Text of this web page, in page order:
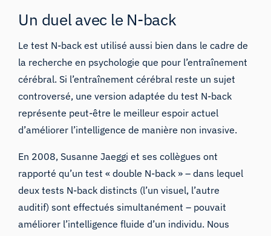
Un duel avec le N-back
Le test N-back est utilisé aussi bien dans le cadre de
la recherche en psychologie que pour l’entraînement
cérébral. Si l’entraînement cérébral reste unsujet
controversé, une version adaptée du test N-back
représente peut-être le meilleur espoir actuel
d’améliorer l’intelligence de manière non invasive.
En 2008, SusanneJaeggi et ses collègues ont
rapporté qu’un test « double N-back » – dans lequel
deux tests N-back distincts (l’un visuel, l’autre
auditif) sont effectués simultanément – pouvait
améliorer l’intelligence fluide d’un individu. Nous